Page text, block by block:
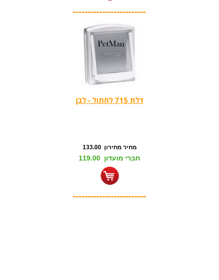
-------------------------
דלת 715 לחתול - לבן
מחיר מחירון 133.00
חברי מועדון 119.00
-------------------------